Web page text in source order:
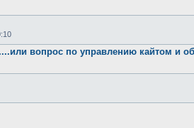
вопрос по управлению кайтом и